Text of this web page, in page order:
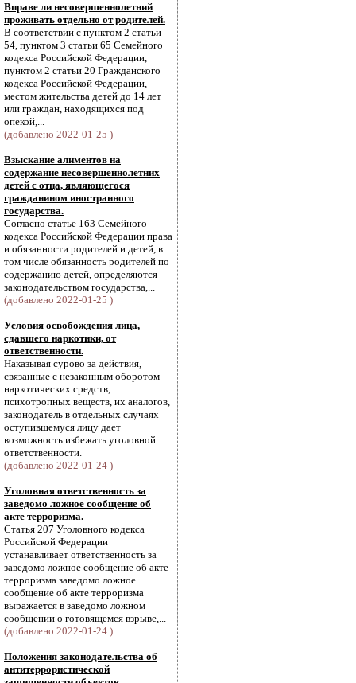
Вправе ли несовершеннолетний
проживать отдельно от родителей.
В соответствии с пунктом 2 статьи
54, пунктом 3 статьи 65 Семейного
кодекса Российской Федерации,
пунктом 2 статьи 20 Гражданского
кодекса Российской Федерации,
местом жительства детей до 14 лет
или граждан, находящихся под
опекой,...
(добавлено 2022-01-25 )
Взыскание алиментов на
содержание несовершеннолетних
детей с отца, являющегося
гражданином иностранного
государства.
Согласно статье 163 Семейного
кодекса Российской Федерации права
и обязанности родителей и детей, в
том числе обязанность родителей по
содержанию детей, определяются
законодательством государства,...
(добавлено 2022-01-25 )
Условия освобождения лица,
сдавшего наркотики, от
ответственности.
Наказывая сурово за действия,
связанные с незаконным оборотом
наркотических средств,
психотропных веществ, их аналогов,
законодатель в отдельных случаях
оступившемуся лицу дает
возможность избежать уголовной
ответственности.
(добавлено 2022-01-24 )
Уголовная ответственность за
заведомо ложное сообщение об
акте терроризма.
Статья 207 Уголовного кодекса
Российской Федерации
устанавливает ответственность за
заведомо ложное сообщение об акте
терроризма заведомо ложное
сообщение об акте терроризма
выражается в заведомо ложном
сообщении о готовящемся взрыве,...
(добавлено 2022-01-24 )
Положения законодательства об
антитеррористической